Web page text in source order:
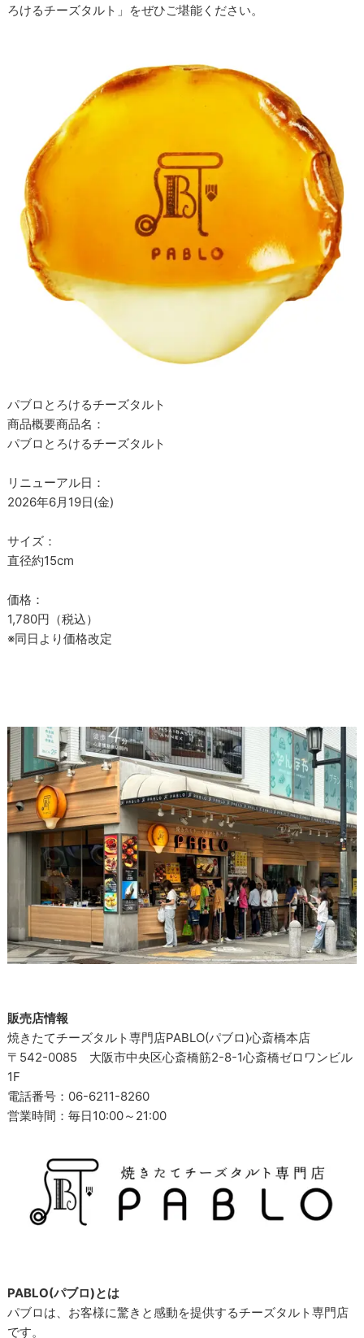
ろけるチーズタルト」をぜひご堪能ください。
パブロとろけるチーズタルト
商品概要商品名：
パブロとろけるチーズタルト
リニューアル日：
2026年6月19日(金)
サイズ：
直径約15cm
価格：
1,780円（税込）
※同日より価格改定
販売店情報
焼きたてチーズタルト専門店PABLO(パブロ)心斎橋本店
〒542-0085 大阪市中央区心斎橋筋2-8-1心斎橋ゼロワンビル
1F
電話番号：06-6211-8260
営業時間：毎日10:00～21:00
PABLO(パブロ)とは
パブロは、お客様に驚きと感動を提供するチーズタルト専門店
です。